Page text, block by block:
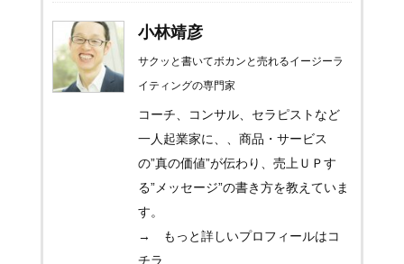
小林靖彦
サクッと書いてボカンと売れるイージーラ
イティングの専門家
コーチ、コンサル、セラピストなど
一人起業家に、、商品・サービス
の”真の価値”が伝わり、売上ＵＰす
る”メッセージ”の書き方を教えていま
す。
→ もっと詳しいプロフィールはコ
チラ